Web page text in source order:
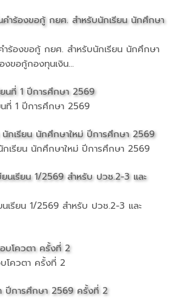
ำร้องขอกู้ กยศ. สำหรับนักเรียน นักศึกษา
งขอกู้กองทุนเงิน...
นที่ 1 ปีการศึกษา 2569
กเรียน นักศึกษาใหม่ ปีการศึกษา 2569
นเรียน 1/2569 สำหรับ ปวช.2-3 และ
โควตา ครั้งที่ 2